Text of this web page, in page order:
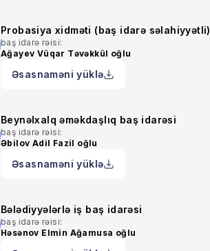
Probasiya xidməti (baş idarə səlahiyyətli)
baş idarə rəisi:
Ağayev Vüqar Təvəkkül oğlu
Əsasnaməni yüklə
Beynəlxalq əməkdaşlıq baş idarəsi
baş idarə rəisi:
Əbilov Adil Fazil oğlu
Əsasnaməni yüklə
Bələdiyyələrlə iş baş idarəsi
baş idarə rəisi:
Həsənov Elmin Ağamusa oğlu